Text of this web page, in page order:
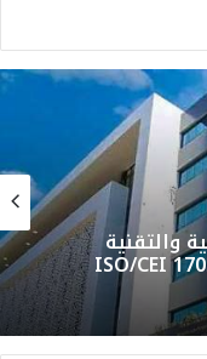
الأرصاد الجوية تحذر من موجة حر تصل إلى 47
المملكة